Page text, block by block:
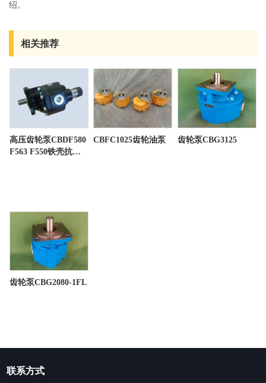
绍。
相关推荐
高压齿轮泵CBDF580
F563 F550铁壳抗压
CBFC1025齿轮油泵 齿轮泵CBG3125
齿轮泵CBG2080-1FL
联系方式